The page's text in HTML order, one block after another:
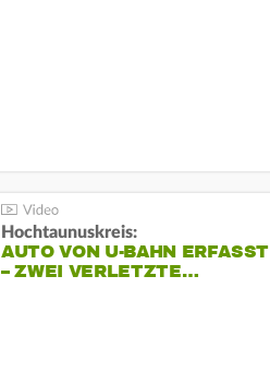
Hochtaunuskreis:
AUTO VON U-BAHN ERFASST
– ZWEI VERLETZTE…